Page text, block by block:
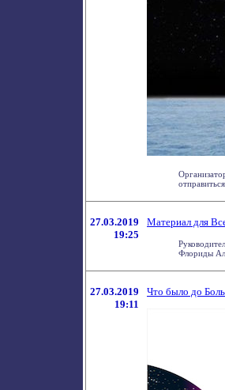
27.03.2019
19:25
Материал для
Флориды
27.03.2019
19:11
Что было до